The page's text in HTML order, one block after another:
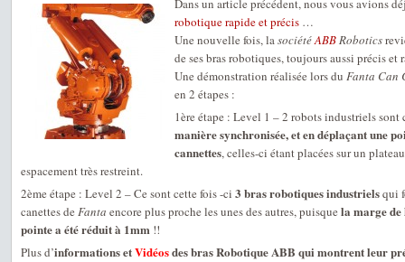
Dans un article précédent, nous vous avions
robotique rapide et précis …
Une nouvelle fois, lasociétéABBRobotics
de ses bras robotiques, toujours aussi précis et
Une démonstration réalisée lors du Fanta Can
en 2 étapes :
1ère étape : Level 1 – 2 robots industriels
manière synchronisée, et en déplaçant une
cannettes, celles-ci étant placées sur un
espacement très restreint.
2ème étape : Level 2 – Ce sont cette fois -ci 3 bras robotiques industrielsqui
canettes de Fanta encore plus proche les unes des autres, puisque la marge de
pointe a été réduit à 1mm !!
Plus d’informations etVidéosdes bras Robotique ABB qui montrent leur